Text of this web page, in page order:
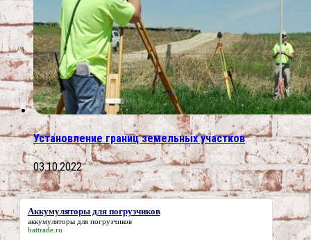
Установление границ земельных участков
03.10.2022
Аккумуляторы для погрузчиков
аккумуляторы для погрузчиков
battrade.ru